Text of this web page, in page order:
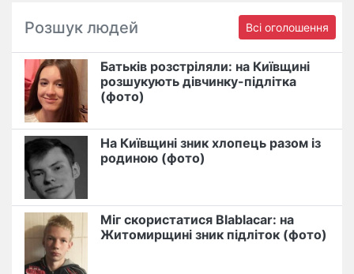
Розшук людей Всі оголошення
Батьків розстріляли: на Київщині
розшукують дівчинку-підлітка
(фото)
На Київщині зник хлопець разом із
родиною (фото)
Міг скористатися Blablacar: на
Житомирщині зник підліток (фото)